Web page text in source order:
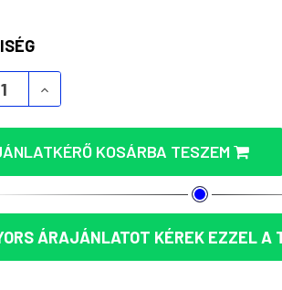
ÖSSZECSUKHATÓ
KÖRNYEZETBARÁT
KOSÁRBA TESZEM
ÁRAJÁNLATOT KÉREK EZZEL A